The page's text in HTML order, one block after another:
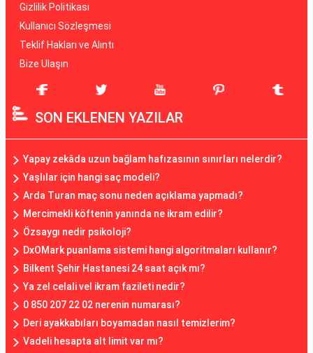
Gizlilik Politikası
Kullanıcı Sözleşmesi
Teklif Hakları ve Alıntı
Bize Ulaşın
SON EKLENEN YAZILAR
Yapay zekâda uzun bağlam hafızasının sınırları nelerdir?
Yaşlılar için hangi saç modeli?
Arda Turan maç sonu neden açıklama yapmadı?
Mercimekli köftenin yanında ne ikram edilir?
Özsaygı nedir psikoloji?
DxOMark puanlama sistemi hangi algoritmaları kullanır?
Bilkent Şehir Hastanesi 24 saat açık mı?
Ya zel celali vel ikram fazileti nedir?
0 850 207 22 02 nerenin numarası?
Deri ayakkabıları boyamadan nasıl temizlerim?
Vadeli hesapta alt limit var mı?